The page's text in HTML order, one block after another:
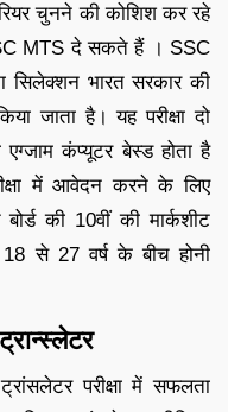
चुनने की कोशिश कर रहे
MTS दे सकते हैं । SSC
सिलेक्शन भारत सरकार की
जाता है। यह परीक्षा दो
कंप्यूटर बेस्ड होता है
में आवेदन करने के लिए
बोर्ड की 10वीं की मार्कशीट
से 27 वर्ष के बीच होनी
परीक्षा में सफलता